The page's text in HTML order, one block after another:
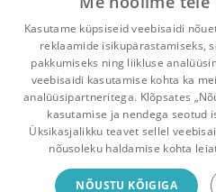
diskussioonid
naftatööstus
Pealehele Ostukorv
Raamatuvahetuse
Kasutame küpsiseid veebisaidi
reklaamide isikupärastamiseks,
pakkumiseks ning liikluse
veebisaidi kasutamise kohta ka
analüüsipartneritega. Klõpsates
kasutamise ja nendega seotud
Üksikasjalikku teavet sellel
nõusoleku haldamise kohta
NÕUSTU KÕIGIGA